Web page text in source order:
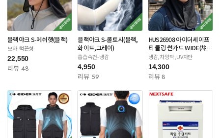
블랙야크 S-메쉬햇(블랙)
모자-턱끈형
22,550
리뷰 48
블랙야크 S-쿨토시(블랙,
화이트,그레이)
흡습속건-냉감
4,950
리뷰 59
HUS26908 아이더세이프
티 쿨링 썬가드 WIDE(챠
콜/네이비)
냉감,차양막,UV차단
14,300
리뷰 8